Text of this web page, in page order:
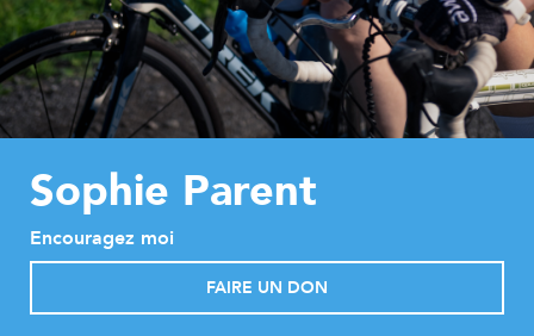
Sophie Parent
Encouragez moi
FAIRE UN DON